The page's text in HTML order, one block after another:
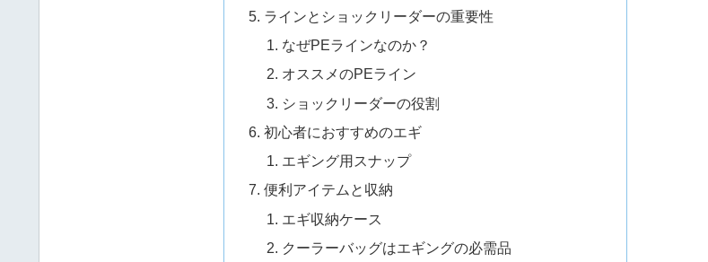
ラインとショックリーダーの重要性
なぜPEラインなのか？
オススメのPEライン
ショックリーダーの役割
初心者におすすめのエギ
エギング用スナップ
便利アイテムと収納
エギ収納ケース
クーラーバッグはエギングの必需品